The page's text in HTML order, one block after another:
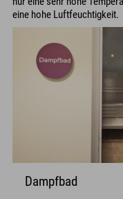
eine hohe Luftfeuchtigkeit.
Dampfbad